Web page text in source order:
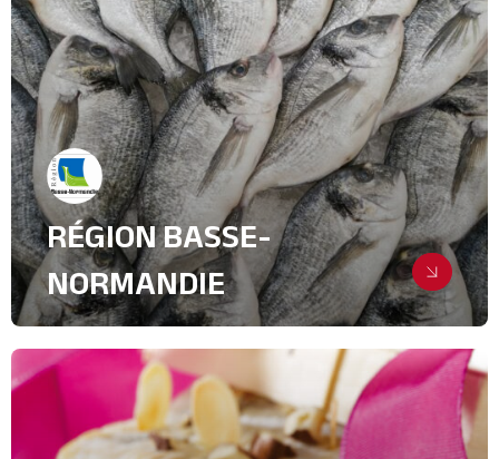
Industrie, intralogistique & Services
B2B
IT & High Tech
RÉGION BASSE-
NORMANDIE
Un symposium à médiatiser au plan
Relations Presse
Collectivités Territoriales